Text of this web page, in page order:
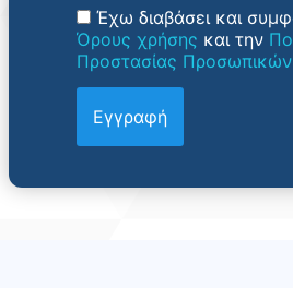
Έχω διαβάσει και
Όρους χρήσης και την
Προστασίας